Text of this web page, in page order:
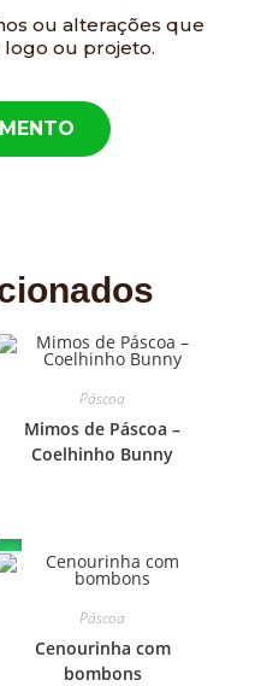
ou alterações que
logo ou projeto.
Páscoa
Mimos de Páscoa –
Coelhinho Bunny
Páscoa
Cenourinha com
bombons